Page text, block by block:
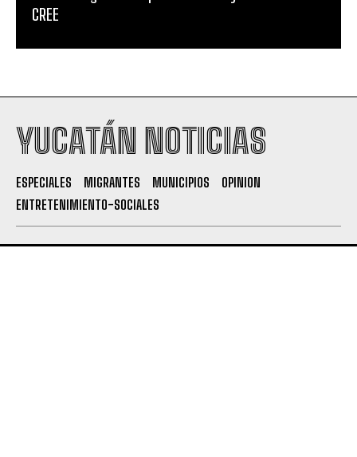
CREE
YUCATÁN NOTICIAS
ESPECIALES MIGRANTES MUNICIPIOS
OPINION
ENTRETENIMIENTO-SOCIALES